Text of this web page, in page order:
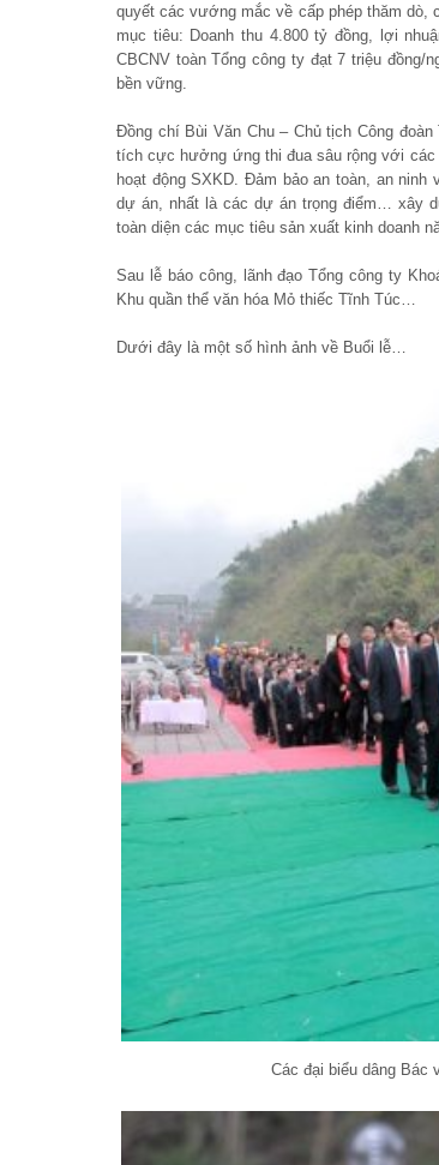
quyết các vướng mắc về cấp phép thăm dò,
mục tiêu: Doanh thu 4.800 tỷ đồng, lợi
CBCNV toàn Tổng công ty đạt 7 triệu
bền vững.
Đồng chí Bùi Văn Chu – Chủ tịch Công
tích cực hưởng ứng thi đua sâu rộng với các
hoạt động SXKD. Đảm bảo an toàn, an
dự án, nhất là các dự án trọng điểm… xây
toàn diện các mục tiêu sản xuất kinh doanh
Sau lễ báo công, lãnh đạo Tổng công ty
Khu quần thể văn hóa Mỏ thiếc Tĩnh Túc…
Dưới đây là một số hình ảnh về Buổi lễ…
Các đại biểu dâng Bác